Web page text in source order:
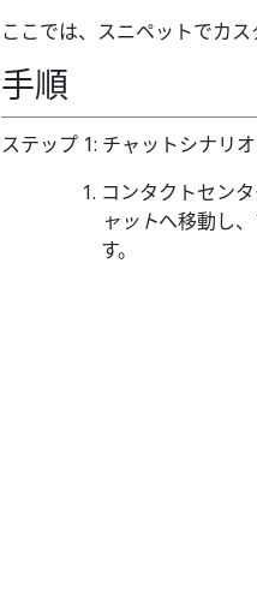
ここでは、スニペットでカ
手順
ステップ 1: チャットシナリ
コンタクトセン
ャットへ移動し
す。